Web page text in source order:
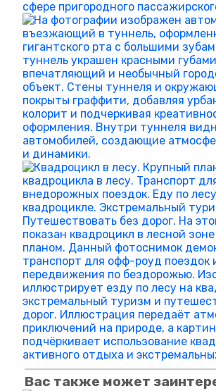
Вас также может